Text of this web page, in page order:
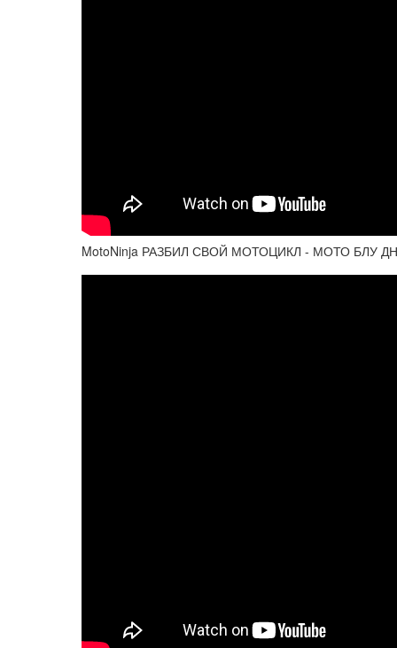
MotoNinja РАЗБИЛ СВОЙ МОТОЦИКЛ - МОТО БЛУ